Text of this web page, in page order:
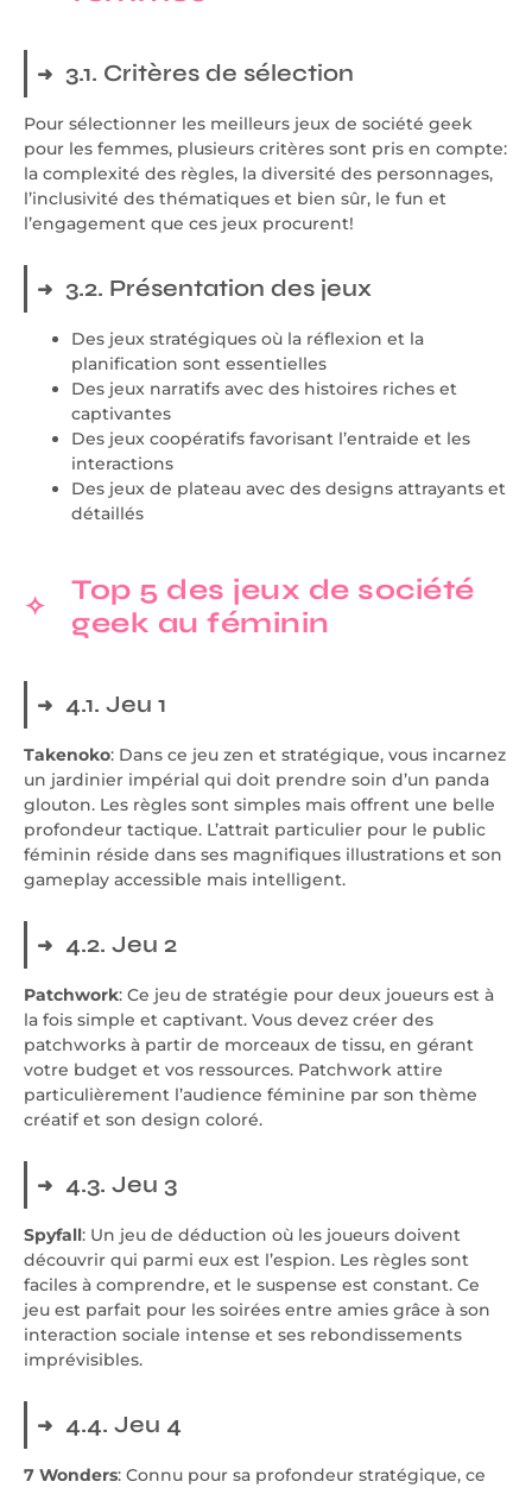
3.1. Critères de sélection
Pour sélectionner les meilleurs jeux de société geek
pour les femmes, plusieurs critères sont pris en compte:
la complexité des règles, la diversité des personnages,
l’inclusivité des thématiques et bien sûr, le fun et
l’engagement que ces jeux procurent!
3.2. Présentation des jeux
Des jeux stratégiques où la réflexion et la
planification sont essentielles
Des jeux narratifs avec des histoires riches et
captivantes
Des jeux coopératifs favorisant l’entraide et les
interactions
Des jeux de plateau avec des designs attrayants et
détaillés
Top 5 des jeux de société
geek au féminin
4.1. Jeu 1
Takenoko: Dans ce jeu zen et stratégique, vous incarnez
un jardinier impérial qui doit prendre soin d’un panda
glouton. Les règles sont simples mais offrent une belle
profondeur tactique. L’attrait particulier pour le public
féminin réside dans ses magnifiques illustrations et son
gameplay accessible mais intelligent.
4.2. Jeu 2
Patchwork: Ce jeu de stratégie pour deux joueurs est à
la fois simple et captivant. Vous devez créer des
patchworks à partir de morceaux de tissu, en gérant
votre budget et vos ressources. Patchwork attire
particulièrement l’audience féminine par son thème
créatif et son design coloré.
4.3. Jeu 3
Spyfall: Un jeu de déduction où les joueurs doivent
découvrir qui parmi eux est l’espion. Les règles sont
faciles à comprendre, et le suspense est constant. Ce
jeu est parfait pour les soirées entre amies grâce à son
interaction sociale intense et ses rebondissements
imprévisibles.
4.4. Jeu 4
7 Wonders: Connu pour sa profondeur stratégique, ce